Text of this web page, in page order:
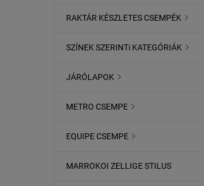
RAKTÁR KÉSZLETES CSEMPÉK 
SZÍNEK SZERINTi KATEGÓRIÁK 
JÁRÓLAPOK 
METRO CSEMPE 
EQUIPE CSEMPE 
MARROKOI ZELLIGE STILUS